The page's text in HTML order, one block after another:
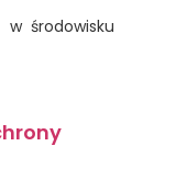
środowisku
będzie miał